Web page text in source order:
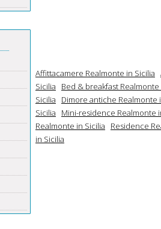
Affittacamere Realmonte in Sicilia
Sicilia
Bed & breakfast Realmonte
Sicilia
Dimore antiche Realmonte
Sicilia
Mini-residence Realmonte
Realmonte in Sicilia
Residence
in Sicilia